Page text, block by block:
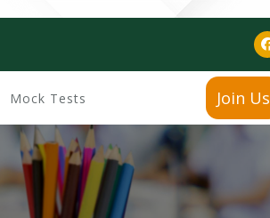
Mock Tests Join Us